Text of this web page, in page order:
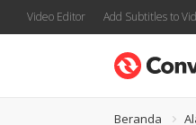
Video Editor Add Subtitles to
Beranda